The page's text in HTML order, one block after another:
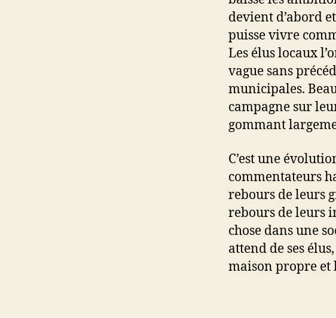
devient d’abord
puisse vivre
Les élus locaux
vague sans
municipales.
campagne sur
gommant
C’est une
commentateurs
rebours de leurs
rebours de leurs
chose dans une
attend de ses
maison propre et